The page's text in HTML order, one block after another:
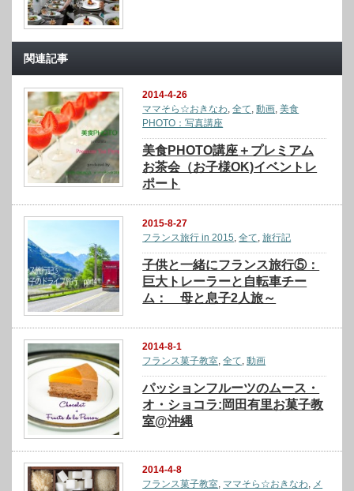
関連記事
2014-4-26
ママそら☆おきなわ ,全て ,動画 ,美食
PHOTO：写真講座
美食PHOTO講座＋プレミアム
お茶会（お子様OK)イベントレ
ポート
2015-8-27
フランス旅行 in 2015 ,全て ,旅行記
子供と一緒にフランス旅行⑤：
巨大トレーラーと自転車チー
ム： 母と息子2人旅～
2014-8-1
フランス菓子教室,全て,動画
パッションフルーツのムース・
オ・ショコラ:岡田有里お菓子教
室@沖縄
2014-4-8
フランス菓子教室, ママそら☆おきなわ, メ